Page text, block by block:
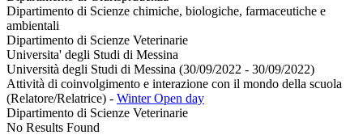
Dipartimento di Scienze chimiche, biologiche, farmaceutiche e
ambientali
Dipartimento di Scienze Veterinarie
Universita' degli Studi di Messina
Università degli Studi di Messina (30/09/2022 - 30/09/2022)
Attività di coinvolgimento e interazione con il mondo della scuola
(Relatore/Relatrice) - Winter Open day
Dipartimento di Scienze Veterinarie
No Results Found